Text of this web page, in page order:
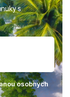
s
osobných